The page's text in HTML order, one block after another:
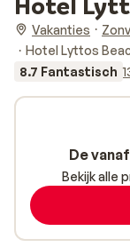
Vakanties
Hotel Lyttos
8.7 Fantastisch
De
Bekijk alle